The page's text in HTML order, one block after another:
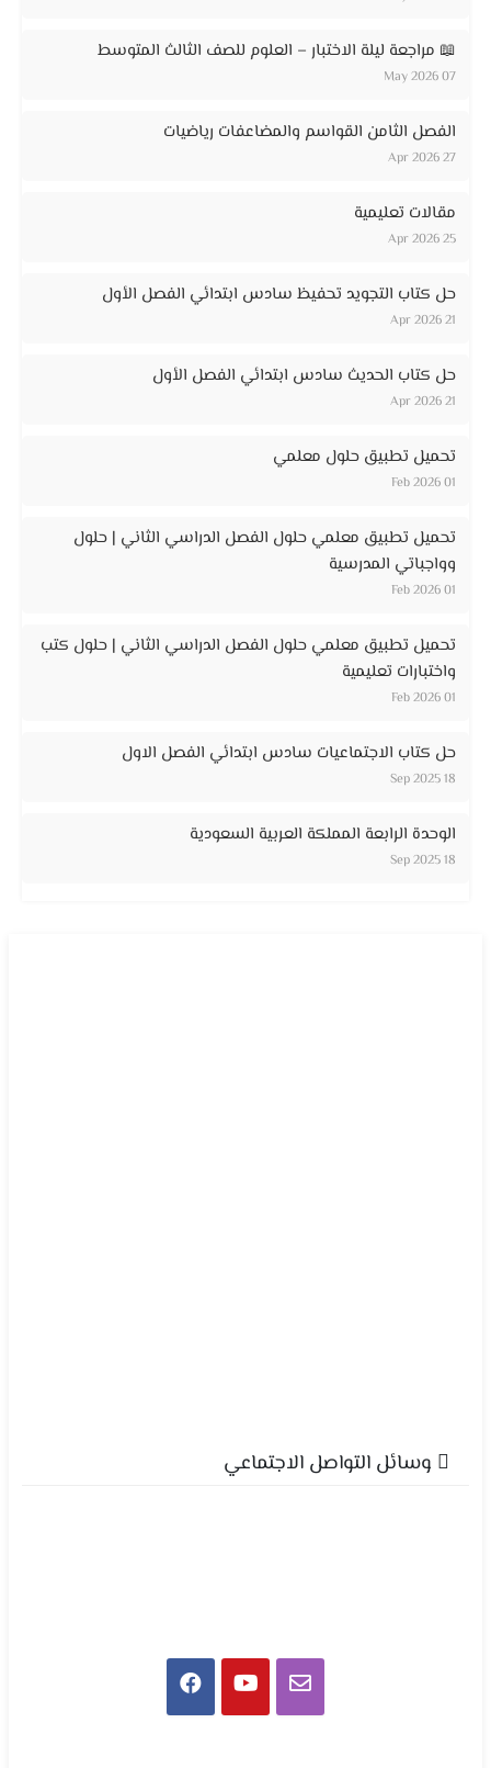
📖 مراجعة ليلة الاختبار – العلوم للصف الثالث المتوسط
07 May 2026
الفصل الثامن القواسم والمضاعفات رياضيات
27 Apr 2026
مقالات تعليمية
25 Apr 2026
حل كتاب التجويد تحفيظ سادس ابتدائي الفصل الأول
21 Apr 2026
حل كتاب الحديث سادس ابتدائي الفصل الأول
21 Apr 2026
تحميل تطبيق حلول معلمي
01 Feb 2026
تحميل تطبيق معلمي حلول الفصل الدراسي الثاني | حلول
وواجباتي المدرسية
01 Feb 2026
تحميل تطبيق معلمي حلول الفصل الدراسي الثاني | حلول كتب
واختبارات تعليمية
01 Feb 2026
حل كتاب الاجتماعيات سادس ابتدائي الفصل الاول
18 Sep 2025
الوحدة الرابعة المملكة العربية السعودية
18 Sep 2025
وسائل التواصل الاجتماعي